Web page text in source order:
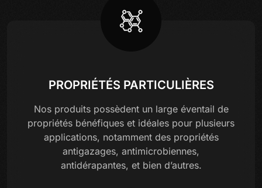
PROPRIÉTÉS PARTICULIÈRES
Nos produits possèdent un large éventail de
propriétés bénéfiques et idéales pour plusieurs
applications, notamment des propriétés
antigazages, antimicrobiennes,
antidérapantes, et bien d’autres.